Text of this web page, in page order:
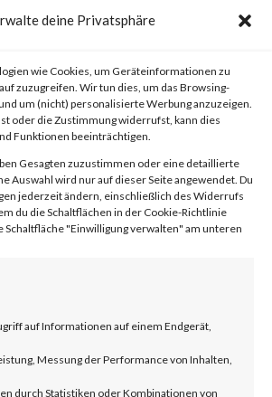
deine Privatsphäre
wie Cookies, um Geräteinformationen zu
zuzugreifen. Wir tun dies, um das Browsing-
um (nicht) personalisierte Werbung anzuzeigen.
oder die Zustimmung widerrufst, kann dies
Funktionen beeinträchtigen.
Gesagten zuzustimmen oder eine detaillierte
Auswahl wird nur auf dieser Seite angewendet. Du
jederzeit ändern, einschließlich des Widerrufs
du die Schaltflächen in der Cookie-Richtlinie
Schaltfläche "Einwilligung verwalten" am unteren
auf Informationen auf einem Endgerät,
Messung der Performance von Inhalten,
durch Statistiken oder Kombinationen von
2024-